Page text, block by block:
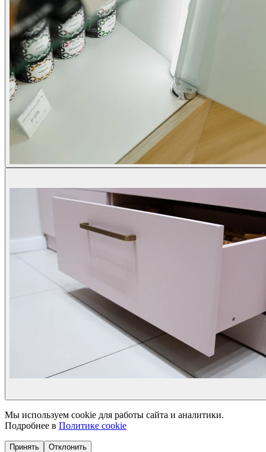
Мы используем cookie для работы сайта и аналитики.
Подробнее в Политике cookie
Принять Отклонить